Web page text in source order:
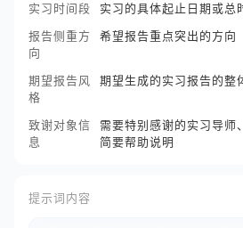
实习时间段
实习的具体起止日期或总
报告侧重方
向
希望报告重点突出的方向
期望报告风
格
期望生成的实习报告的整
致谢对象信
息
需要特别感谢的实习导师
简要帮助说明
提示词内容